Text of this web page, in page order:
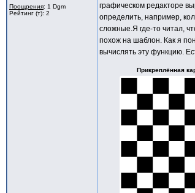
Поощрения: 1 Dgm
Рейтинг (т): 2
графическом редакторе
определить, например,
сложные.Я где-то читал,
похож на шаблон. Как я
вычислять эту функцию.
Прикреплённая